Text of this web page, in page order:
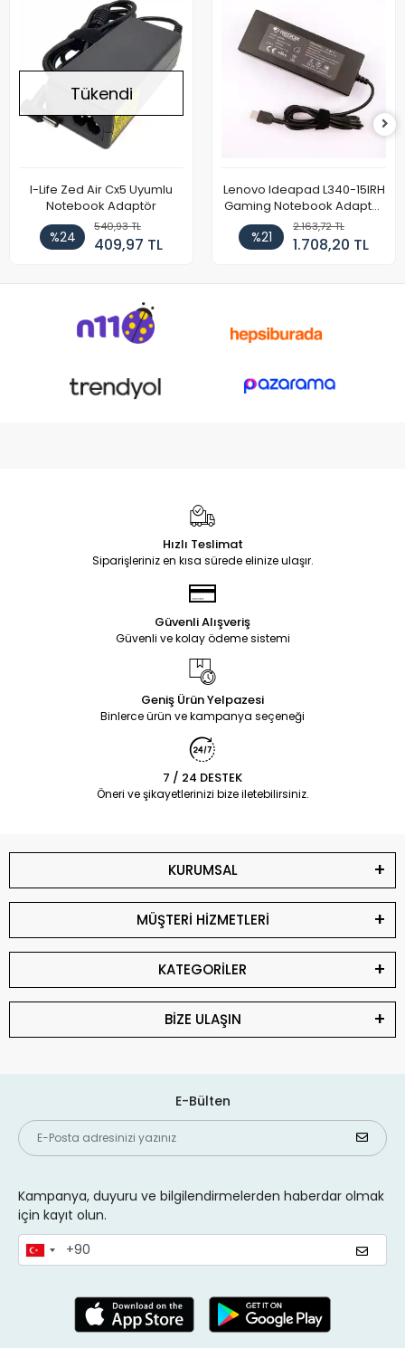
Tükendi
I-Life Zed Air Cx5 Uyumlu
Notebook Adaptör
%24
540,93 TL
409,97 TL
Lenovo Ideapad L340-15IRH
Gaming Notebook Adaptör
Cihazı Şarj Aleti (150W)
%21
2.163,72 TL
1.708,20 TL
Hızlı Teslimat
Siparişleriniz en kısa sürede elinize ulaşır.
Güvenli Alışveriş
Güvenli ve kolay ödeme sistemi
Geniş Ürün Yelpazesi
Binlerce ürün ve kampanya seçeneği
7 / 24 DESTEK
Öneri ve şikayetlerinizi bize iletebilirsiniz.
KURUMSAL
MÜŞTERİ HİZMETLERİ
KATEGORİLER
BİZE ULAŞIN
E-Bülten
Kampanya, duyuru ve bilgilendirmelerden haberdar olmak
için kayıt olun.